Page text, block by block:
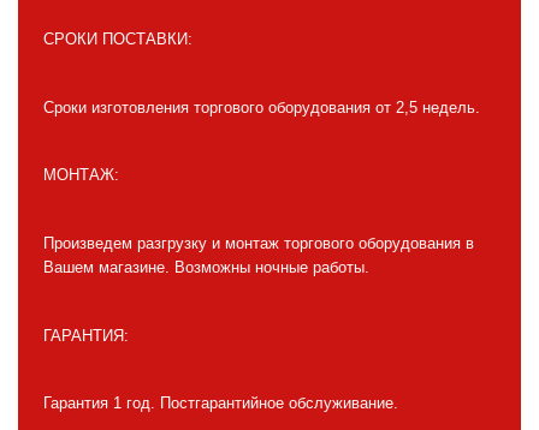
СРОКИ ПОСТАВКИ:
Сроки изготовления торгового оборудования от 2,5 недель.
МОНТАЖ:
Произведем разгрузку и монтаж торгового оборудования в
Вашем магазине. Возможны ночные работы.
ГАРАНТИЯ:
Гарантия 1 год. Постгарантийное обслуживание.